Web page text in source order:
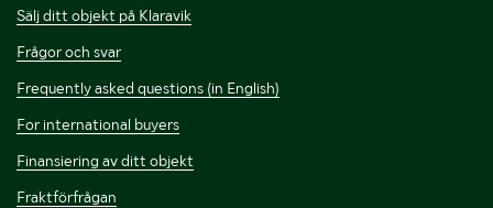
Sälj ditt objekt på Klaravik
Frågor och svar
Frequently asked questions (in English)
For international buyers
Finansiering av ditt objekt
Fraktförfrågan